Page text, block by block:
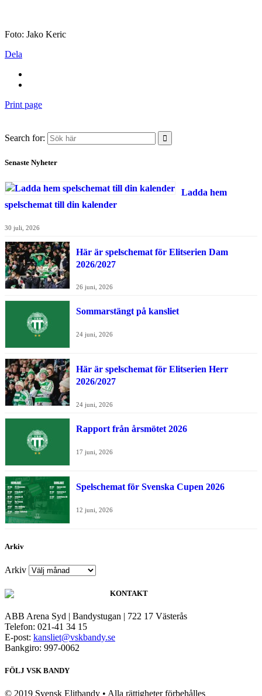
Foto: Jako Keric
Dela
Print page
Search for:
Senaste Nyheter
Ladda hem
spelschemat till din kalender
30 juli, 2026
Här är spelschemat för Elitserien Dam
2026/2027
26 juni, 2026
Sommarstängt på kansliet
24 juni, 2026
Här är spelschemat för Elitserien Herr
2026/2027
24 juni, 2026
Rapport från årsmötet 2026
17 juni, 2026
Spelschemat för Svenska Cupen 2026
12 juni, 2026
Arkiv
Arkiv
KONTAKT
ABB Arena Syd | Bandystugan | 722 17 Västerås
Telefon: 021-41 34 15
E-post: kansliet@vskbandy.se
Bankgiro: 997-0062
FÖLJ VSK BANDY
© 2019 Svensk Elitbandy • Alla rättigheter förbehålles